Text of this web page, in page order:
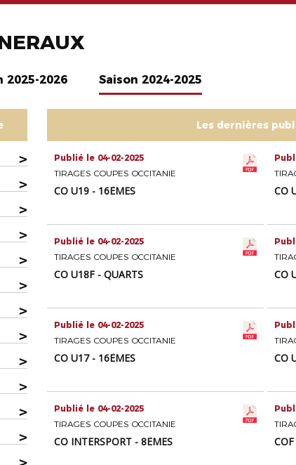
2025-2026 Saison 2024-2025
>
>
>
>
>
>
>
>
>
>
>
>
Les dernières
Publié le 04-02-2025
TIRAGES COUPES OCCITANIE
CO U19 - 16ÈMES CO
Publié le 04-02-2025
TIRAGES COUPES OCCITANIE
CO U18F - QUARTS CO
Publié le 04-02-2025
TIRAGES COUPES OCCITANIE
CO U17 - 16ÈMES CO
Publié le 04-02-2025
TIRAGES COUPES OCCITANIE
CO INTERSPORT - 8ÈMES